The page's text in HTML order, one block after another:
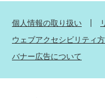
個人情報の取り扱い
ウェブアクセシビリティ
バナー広告について